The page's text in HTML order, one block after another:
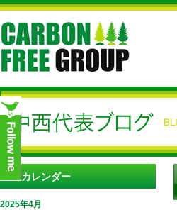
カレンダー
2025年4月